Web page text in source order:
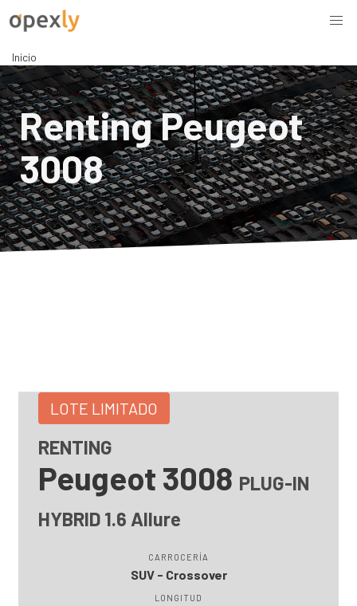
Inicio
Renting Peugeot
3008
LOTE LIMITADO
RENTING
Peugeot 3008 PLUG-IN
HYBRID 1.6 Allure
CARROCERÍA
SUV - Crossover
LONGITUD